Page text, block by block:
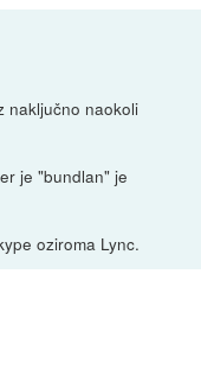
naključno naokoli
je "bundlan" je
oziroma Lync.